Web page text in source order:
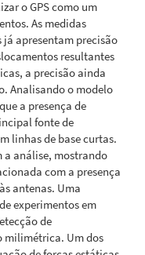
o GPS como um
As medidas
apresentam precisão
resultantes
a precisão ainda
Analisando o modelo
a presença de
fonte de
linhas de base curtas.
a análise, mostrando
com a presença
antenas. Uma
experimentos em
de
milimétrica. Um dos